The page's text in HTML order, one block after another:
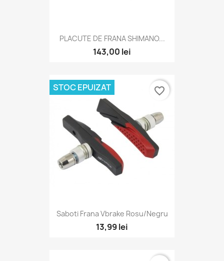
PLACUTE DE FRANA SHIMANO...
143,00 lei
Saboti Frana Vbrake Rosu/Negru
13,99 lei
STOC EPUIZAT favorite_border